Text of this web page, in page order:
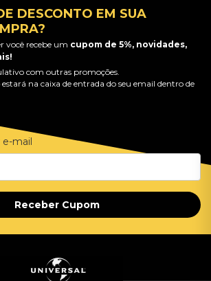
DESCONTO EM SUA
você recebe um cupom de 5%, novidades,
com outras promoções.
na caixa de entrada do seu email dentro de
mail
Receber Cupom